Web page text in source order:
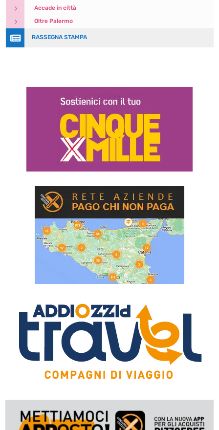
5 Accade in città
5 Oltre Palermo
 RASSEGNA STAMPA